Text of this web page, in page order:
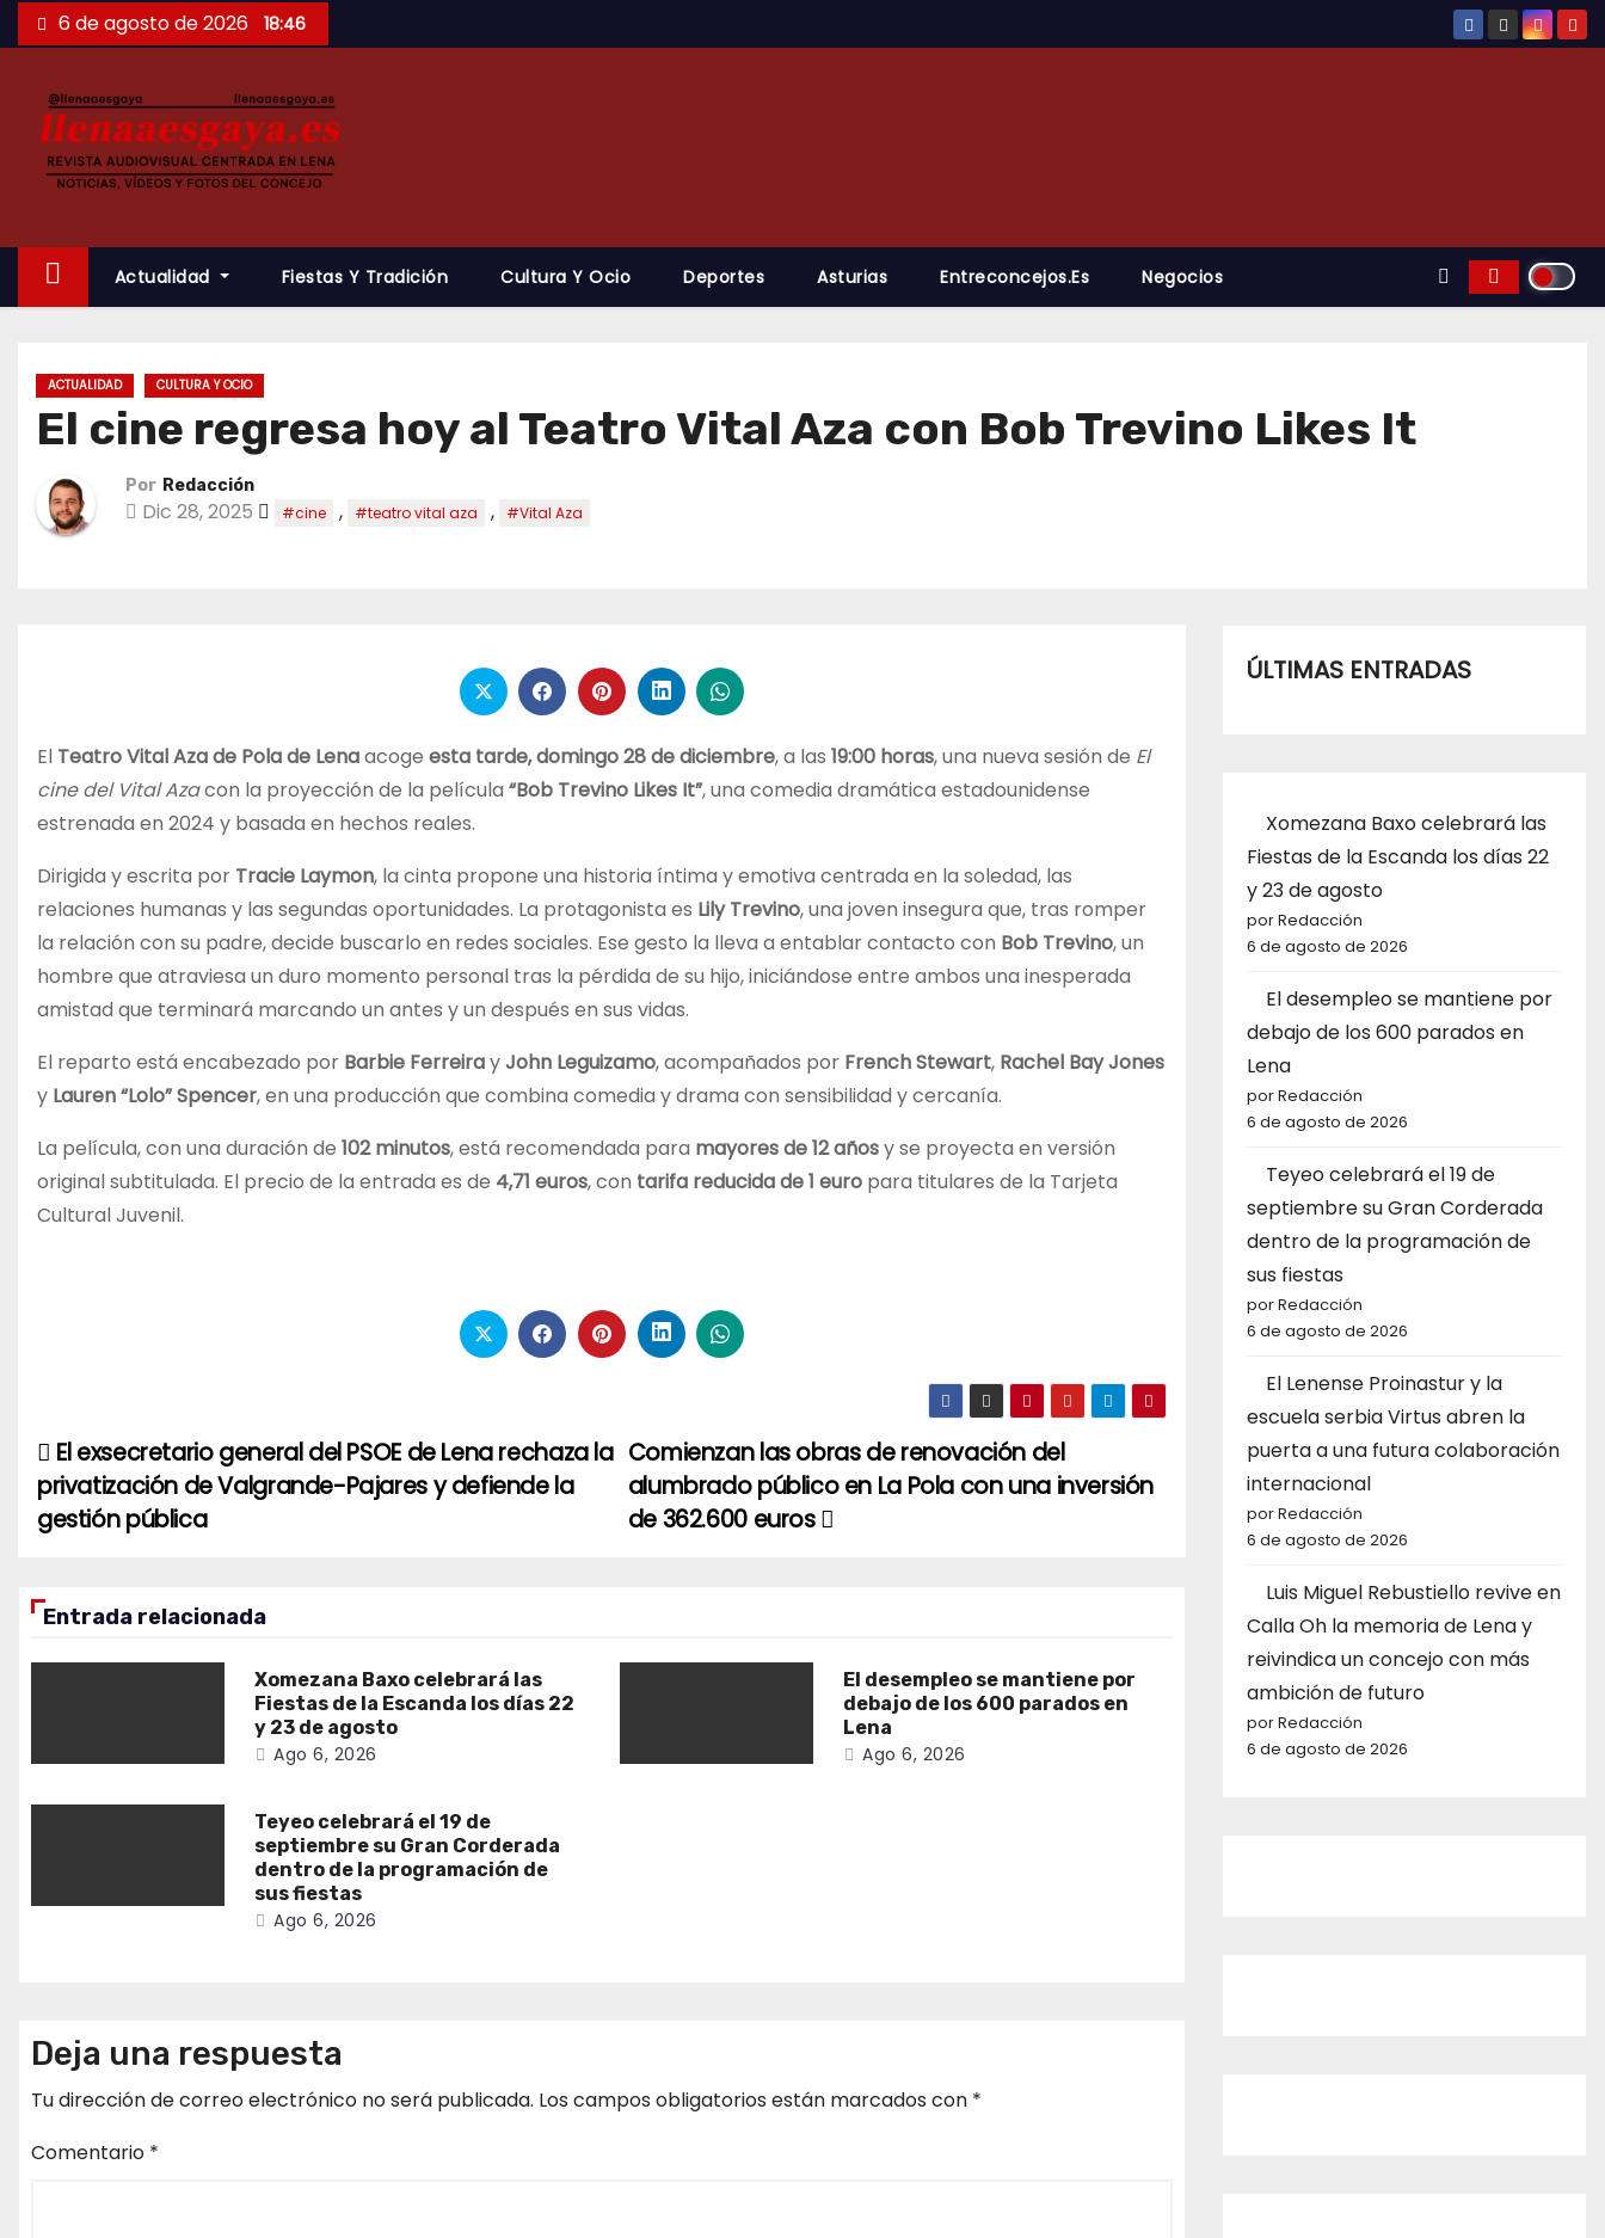
Saltar
al
6 de agosto de 2026 18:46
Actualidad Fiestas Y Tradición Cultura Y Ocio Deportes Asturias Entreconcejos.es Negocios
ACTUALIDAD CULTURA Y OCIO
El cine regresa hoy al Teatro Vital Aza con Bob Trevino Likes It
Por Redacción
Dic 28, 2025 #cine , #teatro vital aza , #Vital Aza
El Teatro Vital Aza de Pola de Lenaacoge esta tarde, domingo 28 de diciembre, a las 19:00 horas, una nueva sesión de El
cine del Vital Azacon la proyección de la película “Bob Trevino Likes It”, una comedia dramática estadounidense
estrenada en 2024 y basada en hechos reales.
Dirigida y escrita por Tracie Laymon, la cinta propone una historia íntima y emotiva centrada en la soledad, las
relaciones humanas y las segundas oportunidades. La protagonista es Lily Trevino, una joven insegura que, tras romper
la relación con su padre, decide buscarlo en redes sociales. Ese gesto la lleva a entablar contacto con Bob Trevino, un
hombre que atraviesa un duro momento personal tras la pérdida de su hijo, iniciándose entre ambos una inesperada
amistad que terminará marcando un antes y un después en sus vidas.
El reparto está encabezado por Barbie FerreirayJohn Leguizamo, acompañados por French Stewart, Rachel Bay Jones
y Lauren “Lolo” Spencer, en una producción que combina comedia y drama con sensibilidad y cercanía.
La película, con una duración de 102 minutos, está recomendada para mayores de 12 añosy se proyecta en versión
original subtitulada. El precio de la entrada es de 4,71 euros, con tarifa reducida de 1 euro para titulares de la Tarjeta
Cultural Juvenil.
Navegación
de
Comienzan las obras de renovación del
alumbrado público en La Pola con una inversión
de 362.600 euros
El exsecretario general del PSOE de Lena rechaza la
privatización de Valgrande-Pajares y defiende la
gestión pública
Entrada relacionada
Xomezana Baxo celebrará las
Fiestas de la Escanda los días 22
y 23 de agosto
Ago 6, 2026
El desempleo se mantiene por
debajo de los 600 parados en
Lena
Ago 6, 2026
Teyeo celebrará el 19 de
septiembre su Gran Corderada
dentro de la programación de
sus fiestas
Ago 6, 2026
Deja una respuesta
Tu dirección de correo electrónico no será publicada. Los campos obligatorios están marcados con *
Comentario *
ÚLTIMAS ENTRADAS
Xomezana Baxo celebrará las
Fiestas de la Escanda los días 22
y 23 de agosto
por Redacción
6 de agosto de 2026
El desempleo se mantiene por
debajo de los 600 parados en
Lena
por Redacción
6 de agosto de 2026
Teyeo celebrará el 19 de
septiembre su Gran Corderada
dentro de la programación de
sus fiestas
por Redacción
6 de agosto de 2026
El Lenense Proinastur y la
escuela serbia Virtus abren la
puerta a una futura colaboración
internacional
por Redacción
6 de agosto de 2026
Luis Miguel Rebustiello revive en
Calla Oh la memoria de Lena y
reivindica un concejo con más
ambición de futuro
por Redacción
6 de agosto de 2026